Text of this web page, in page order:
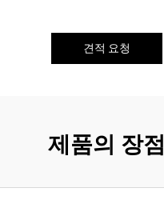
견적 요청
제품의 장점